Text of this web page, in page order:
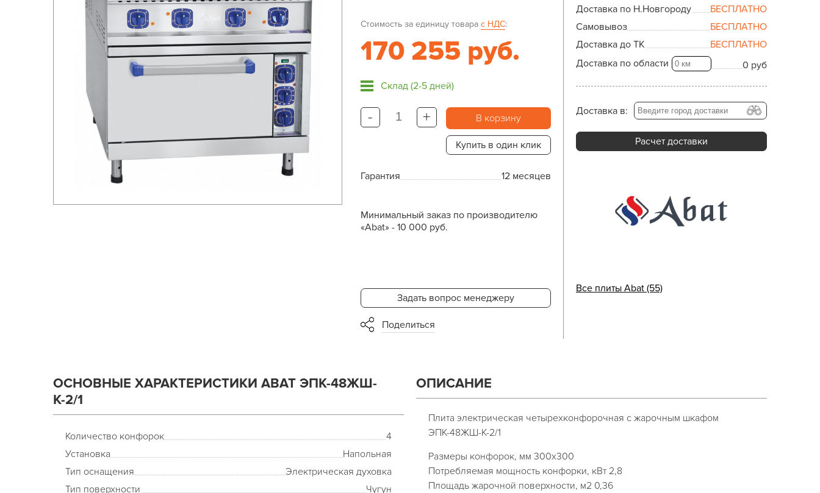
Стоимость за единицу товара с НДС:
170 255 руб.
Склад (2-5 дней)
- + В корзину
Купить в один клик
Гарантия 12 месяцев
Минимальный заказ по производителю
«Abat» - 10 000 руб.
Задать вопрос менеджеру
Поделиться
Доставка по Н.Новгороду
БЕСПЛАТНО
Самовывоз
БЕСПЛАТНО
Доставка до ТК
БЕСПЛАТНО
Доставка по области
0 руб
Доставка в:
Расчет доставки
Все плиты Abat (55)
ОСНОВНЫЕ ХАРАКТЕРИСТИКИ ABAT ЭПК-48ЖШ-
К-2/1
Количество конфорок
4
Установка
Напольная
Тип оснащения
Электрическая духовка
Тип поверхности
Чугун
ОПИСАНИЕ
Плита электрическая четырехконфорочная с жарочным шкафом
ЭПК-48ЖШ-К-2/1
Размеры конфорок, мм 300x300
Потребляемая мощность конфорки, кВт 2,8
Площадь жарочной поверхности, м2 0,36